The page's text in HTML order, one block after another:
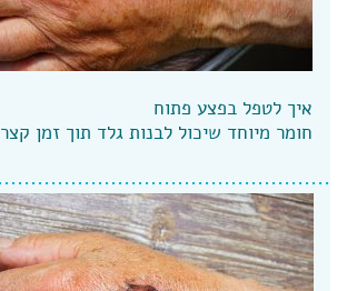
איך לטפל בפצע פתוח
חומר מיוחד שיכול לבנות גלד תוך זמן קצר